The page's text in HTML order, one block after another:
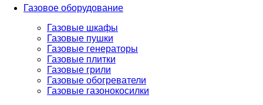
Газовое оборудование
Газовые шкафы
Газовые пушки
Газовые генераторы
Газовые плитки
Газовые грили
Газовые обогреватели
Газовые газонокосилки